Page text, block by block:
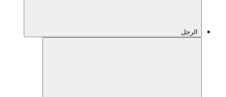
الرجل